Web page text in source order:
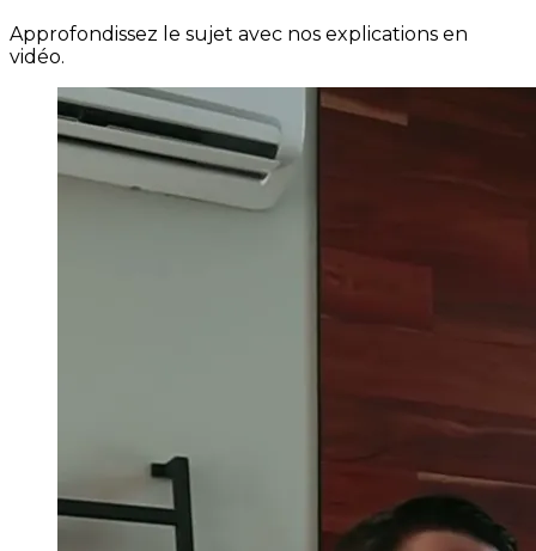
Approfondissez le sujet avec nos explications en
vidéo.